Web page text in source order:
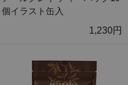
個イラスト缶入
1,230円